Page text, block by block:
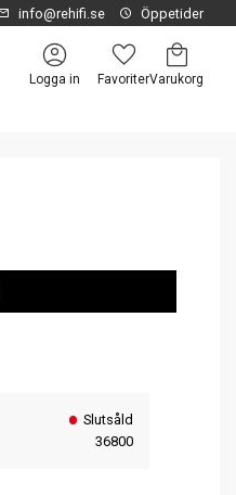
info@rehifi.se Öppetider
Logga in
Favoriter
Kundvagn
Slutsåld
36800